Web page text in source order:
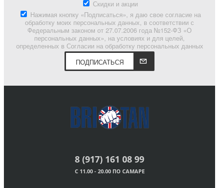
Скидки и акции
Нажимая кнопку «Подписаться», я даю свое согласие на
обработку моих персональных данных, в соответствии с
Федеральным законом от 27.07.2006 года №152-ФЗ «О
персональных данных», на условиях и для целей,
определенных в Согласии на обработку персональных данных
ПОДПИСАТЬСЯ
8 (917) 161 08 99
С 11.00 - 20.00 ПО САМАРЕ